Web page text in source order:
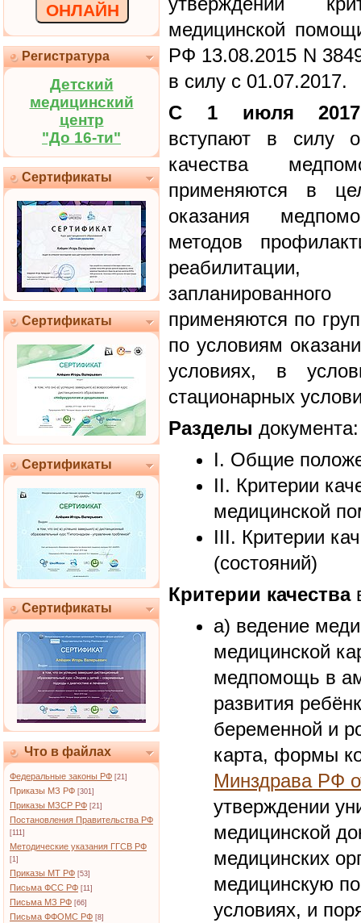
ОНЛАЙН
Регистратура
Детский
медицинский
центр
"До 16-ти"
Сертификаты
Сертификаты
Сертификаты
Сертификаты
Что в файлах
Федеральные законы РФ [21]
Приказы МЗ РФ [301]
Приказы МЗСР РФ [21]
Постановления Правительства РФ
[111]
Методические указания ГГСВ РФ
[1]
Приказы МТ РФ [53]
Письма ФСС РФ [11]
Письма МЗ РФ [66]
Письма ФФОМС РФ [8]
медицинской
РФ 13.08.2015 N
в силу с 01.07.2017.
С 1 июля 2017
вступают в силу
качества
применяются в
оказания
методов
применяются по
по условиям
условиях, в
стационарных
Разделы документа:
I. Общие
II. Критерии
медицинской
III. Критерии
(состояний)
Критерии качества
а) ведение
медицинской
медпомощь в
развития
беременной и
карта, формы
Минздрава РФ
утверждении
медицинской
медицинских
медицинскую
условиях, и